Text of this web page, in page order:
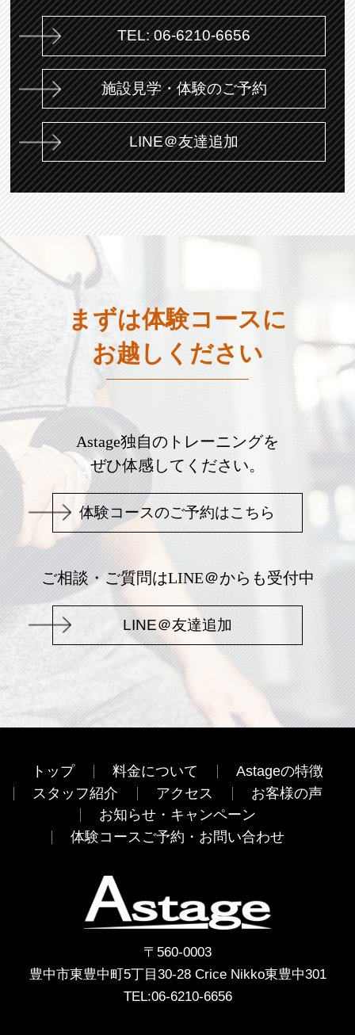
TEL: 06-6210-6656
施設見学・体験のご予約
LINE＠友達追加
まずは体験コースに
お越しください
Astage独自のトレーニングを
ぜひ体感してください。
体験コースのご予約はこちら
ご相談・ご質問はLINE＠からも受付中
LINE＠友達追加
トップ 料金について
Astageの特徴
スタッフ紹介
アクセス
お客様の声
お知らせ・キャンペーン
体験コースご予約・お問い合わせ
〒560-0003
豊中市東豊中町5丁目30-28 Crice Nikko東豊中301
TEL:06-6210-6656